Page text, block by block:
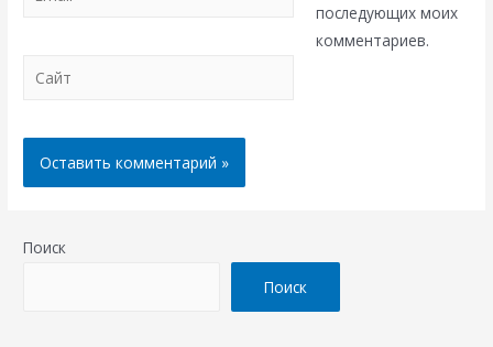
Сайт
последующих моих
комментариев.
Поиск
Поиск